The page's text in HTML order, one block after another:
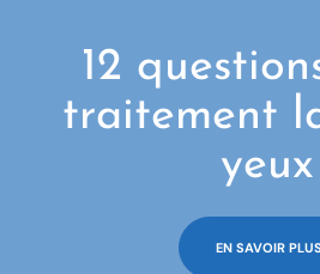
12
traitement
yeux
EN SAVOIR PLUS